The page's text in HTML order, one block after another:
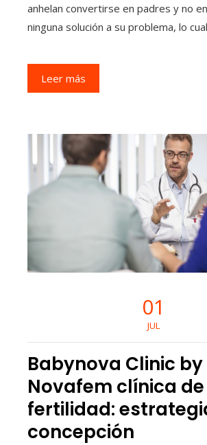
anhelan convertirse en padres y no
ninguna solución a su problema, lo
Leer más
01
JUL
Babynova Clinic by
Novafem clínica de
fertilidad:
concepción